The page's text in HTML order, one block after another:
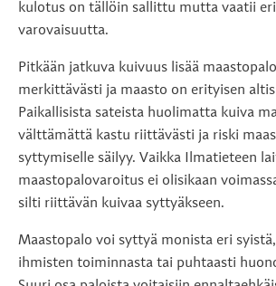
kulotus on tällöin sallittu mutta vaatii
varovaisuutta.
Pitkään jatkuva kuivuus lisää
merkittävästi ja maasto on erityisen
Paikallisista sateista huolimatta kuiva
välttämättä kastu riittävästi ja riski
syttymiselle säilyy. Vaikka Ilmatieteen
maastopalovaroitus ei olisikaan
silti riittävän kuivaa syttyäkseen.
Maastopalo voi syttyä monista eri
ihmisten toiminnasta tai puhtaasti